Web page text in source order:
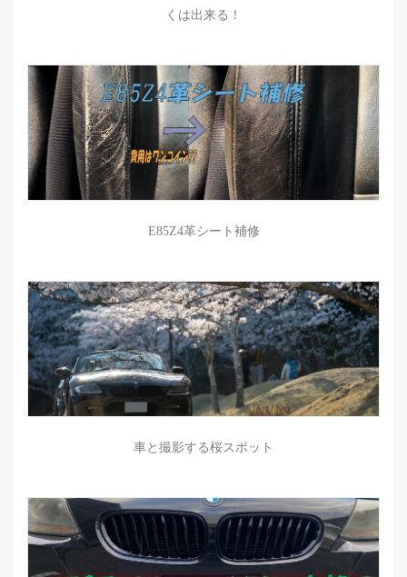
くは出来る！
E85Z4革シート補修
車と撮影する桜スポット